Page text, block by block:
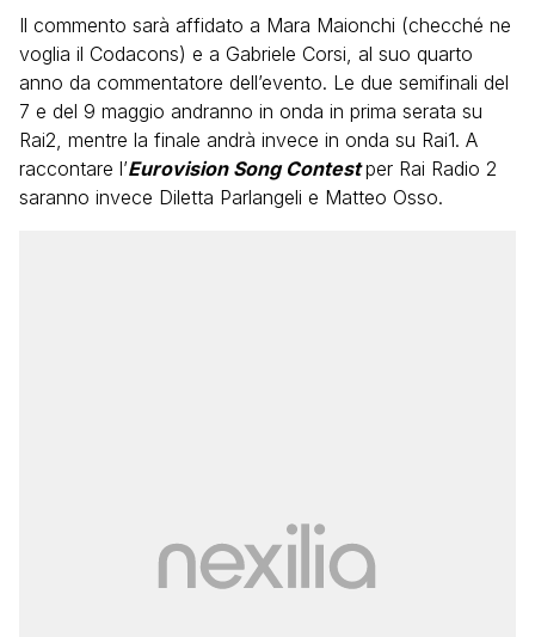
Il commento sarà affidato a Mara Maionchi (checché ne
voglia il Codacons) e a Gabriele Corsi, al suo quarto
anno da commentatore dell’evento. Le due semifinali del
7 e del 9 maggio andranno in onda in prima serata su
Rai2, mentre la finale andrà invece in onda su Rai1. A
raccontare l’Eurovision Song Contest per Rai Radio 2
saranno invece Diletta Parlangeli e Matteo Osso.